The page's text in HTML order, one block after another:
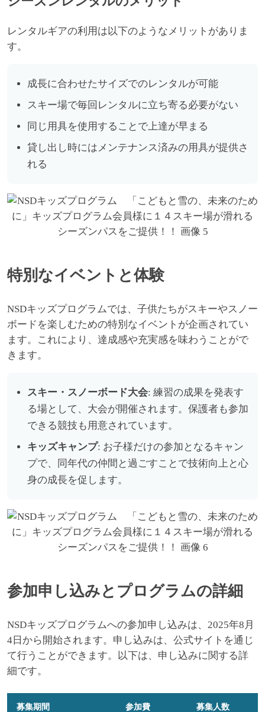
レンタルギアの利用は以下のようなメリットがありま
す。
成長に合わせたサイズでのレンタルが可能
スキー場で毎回レンタルに立ち寄る必要がない
同じ用具を使用することで上達が早まる
貸し出し時にはメンテナンス済みの用具が提供さ
れる
特別なイベントと体験
NSDキッズプログラムでは、子供たちがスキーやスノー
ボードを楽しむための特別なイベントが企画されてい
ます。これにより、達成感や充実感を味わうことがで
きます。
スキー・スノーボード大会: 練習の成果を発表す
る場として、大会が開催されます。保護者も参加
できる競技も用意されています。
キッズキャンプ: お子様だけの参加となるキャン
プで、同年代の仲間と過ごすことで技術向上と心
身の成長を促します。
参加申し込みとプログラムの詳細
NSDキッズプログラムへの参加申し込みは、2025年8月
4日から開始されます。申し込みは、公式サイトを通じ
て行うことができます。以下は、申し込みに関する詳
細です。
募集期間 参加費 募集人数